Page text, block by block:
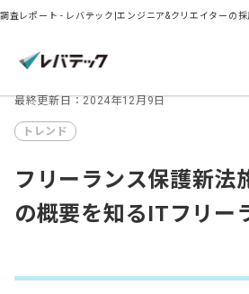
調査レポート - レバテック|エンジニア&クリエイターの
最終更新日：2024年12月9日
トレンド
フリーランス保護新法
の概要を知るITフリー